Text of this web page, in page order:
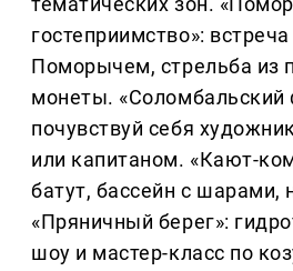
гостеприимство»:
Поморычем, стрельба из
монеты. «Соломбальский
почувствуй себя
или капитаном. «Кают-
батут, бассейн с шарами,
«Пряничный берег»:
шоу и мастер-класс по